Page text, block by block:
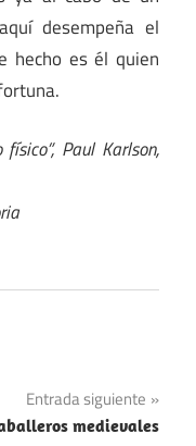
desempeña el
hecho es él quien
Paul Karlson,
Entrada siguiente
medievales